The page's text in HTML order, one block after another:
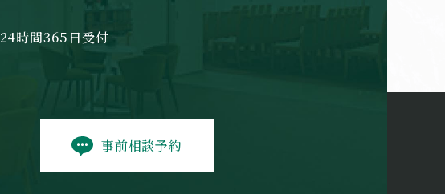
24時間365日受付
事前相談予約